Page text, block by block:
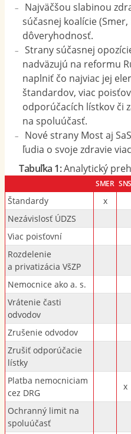
Najväčšou slabinou
súčasnej koalície (Smer,
dôveryhodnosť.
Strany súčasnej
nadväzujú na reformu
naplniť čo najviac jej
štandardov, viac
odporúčacích lístkov či
na spoluúčasť.
Nové strany Most aj
ľudia o svoje zdravie
SMER SNS
Tabuľka 1:Analytický
Štandardy x
Nezávislosť ÚDZS
Viac poisťovní
Rozdelenie
a privatizácia VšZP
Nemocnice ako a. s.
Vrátenie časti
odvodov
Zrušenie odvodov
Zrušiť odporúčacie
lístky
Platba nemocniciam
cez DRG
x
Ochranný limit na
spoluúčasť